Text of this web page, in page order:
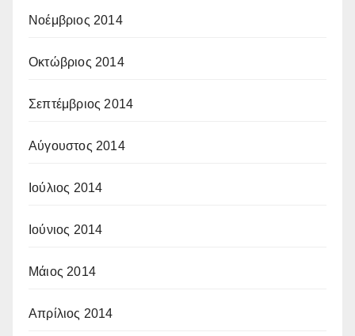
Νοέμβριος 2014
Οκτώβριος 2014
Σεπτέμβριος 2014
Αύγουστος 2014
Ιούλιος 2014
Ιούνιος 2014
Μάιος 2014
Απρίλιος 2014